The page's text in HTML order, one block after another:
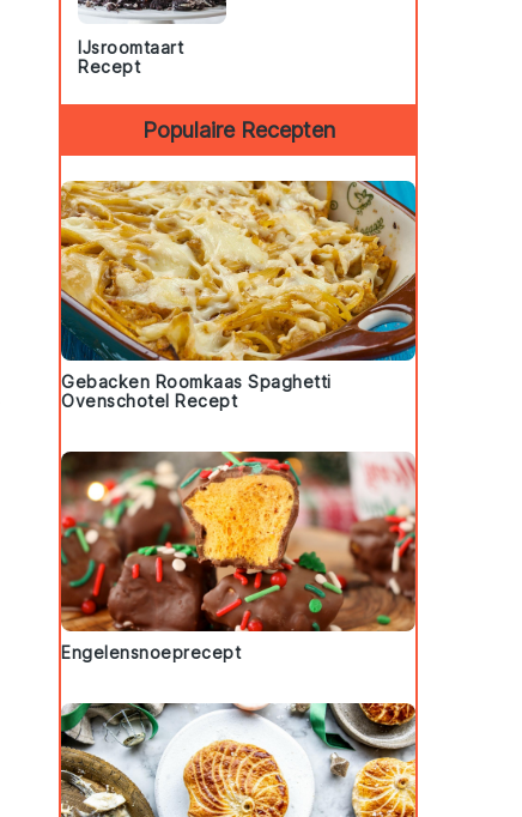
IJsroomtaart
Recept
Populaire Recepten
Gebacken Roomkaas Spaghetti
Ovenschotel Recept
Engelensnoeprecept